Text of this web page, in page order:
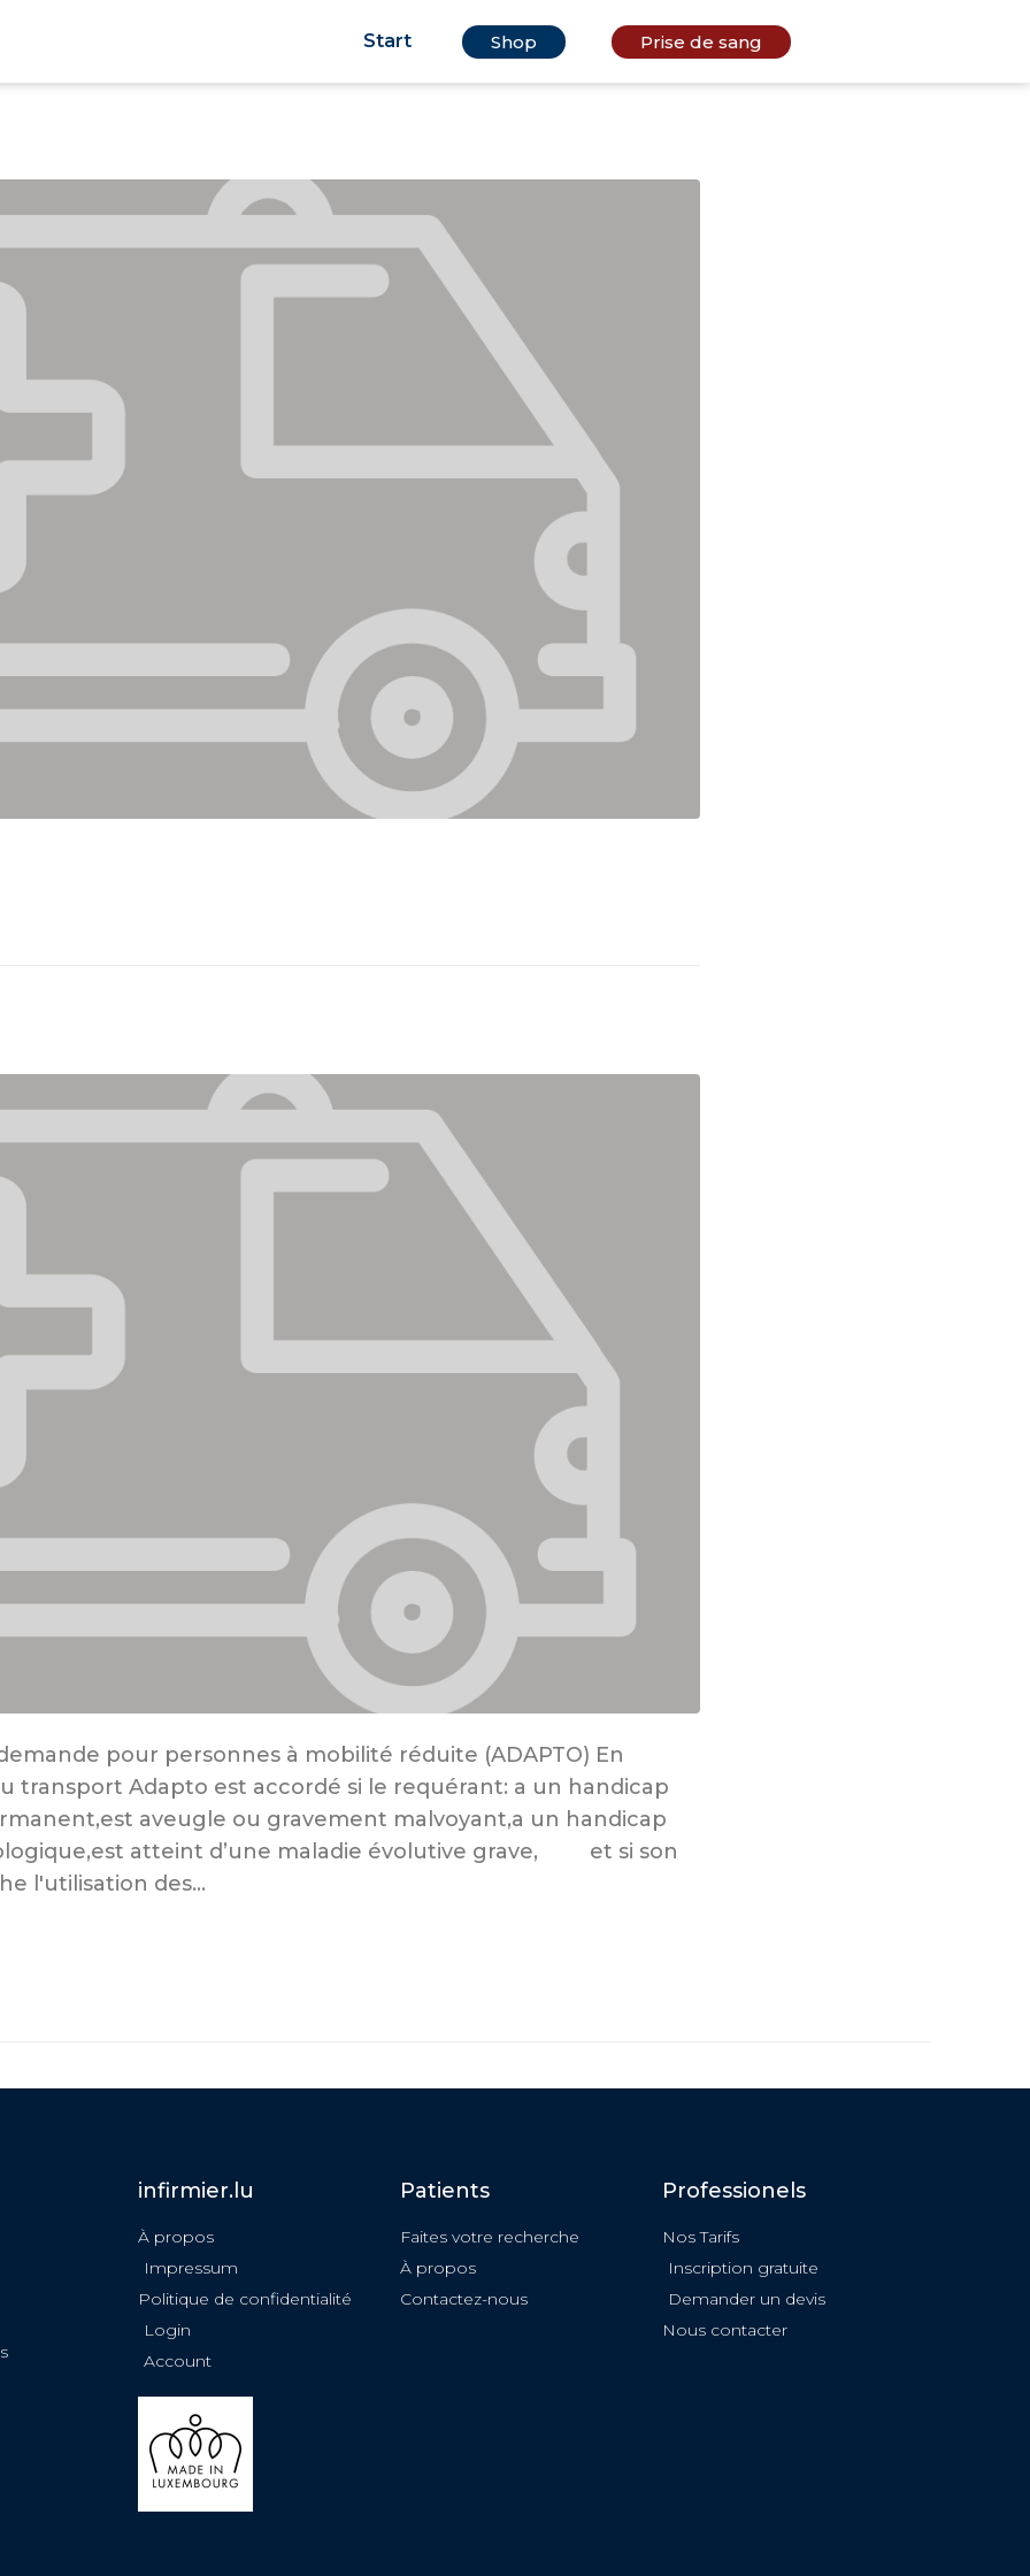
Start Shop Prise de sang
pour personnes à mobilité réduite (ADAPTO) En
transport Adapto est accordé si le requérant: a un handicap
aveugle ou gravement malvoyant,a un handicap
atteint d’une maladie évolutive grave, et si son
l'utilisation des...
infirmier.lu
À propos
Impressum
Politique de confidentialité
Login
Account
Patients
Faites votre recherche
À propos
Contactez-nous
Professionels
Nos Tarifs
Inscription gratuite
Demander un devis
Nous contacter